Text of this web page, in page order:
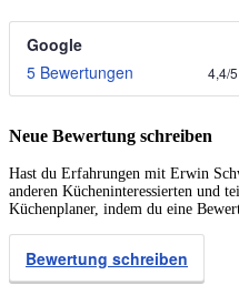
Google
5 Bewertungen
4,4/5
Neue Bewertung schreiben
Hast du Erfahrungen mit Erwin
anderen Kücheninteressierten und
Küchenplaner, indem du eine
Bewertung schreiben